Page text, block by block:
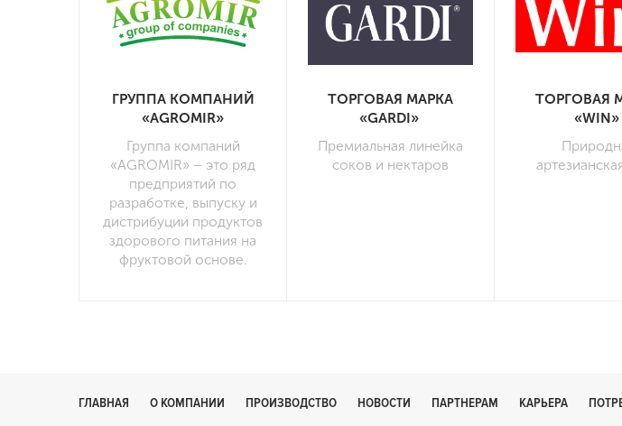
ГРУППА КОМПАНИЙ
«AGROMIR»
Группа компаний
«AGROMIR» – это ряд
предприятий по
разработке, выпуску и
дистрибуции продуктов
здорового питания на
фруктовой основе.
ТОРГОВАЯ МАРКА
«GARDI»
Премиальная линейка
соков и нектаров
ТОРГОВАЯ
«WIN»
ГЛАВНАЯ О КОМПАНИИ ПРОИЗВОДСТВО НОВОСТИ ПАРТНЕРАМ КАРЬЕРА